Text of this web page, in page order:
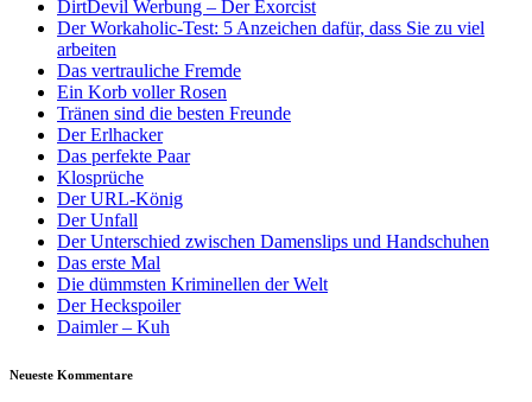
DirtDevil Werbung – Der Exorcist
Der Workaholic-Test: 5 Anzeichen dafür, dass Sie zu viel
arbeiten
Das vertrauliche Fremde
Ein Korb voller Rosen
Tränen sind die besten Freunde
Der Erlhacker
Das perfekte Paar
Klosprüche
Der URL-König
Der Unfall
Der Unterschied zwischen Damenslips und Handschuhen
Das erste Mal
Die dümmsten Kriminellen der Welt
Der Heckspoiler
Daimler – Kuh
Neueste Kommentare